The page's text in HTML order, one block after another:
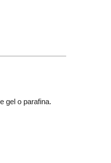
gel o parafina.